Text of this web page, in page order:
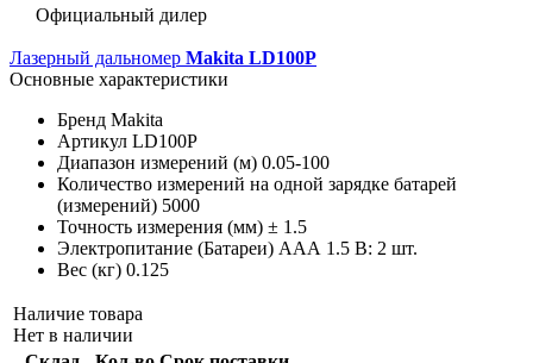
Официальный дилер
Лазерный дальномер Makita LD100P
Основные характеристики
Бренд Makita
Артикул LD100P
Диапазон измерений (м) 0.05-100
Количество измерений на одной зарядке батарей
(измерений) 5000
Точность измерения (мм) ± 1.5
Электропитание (Батареи) AAА 1.5 В: 2 шт.
Вес (кг) 0.125
Наличие товара
Нет в наличии